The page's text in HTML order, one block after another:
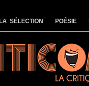
LA SÉLECTION POÉSIE